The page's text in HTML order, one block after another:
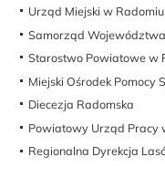
Urząd Miejski w Radomiu
Samorząd
Starostwo Powiatowe w
Miejski Ośrodek Pomocy
Diecezja Radomska
Powiatowy Urząd Pracy
Regionalna Dyrekcja